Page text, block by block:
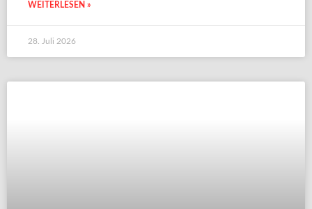
WEITERLESEN »
28. Juli 2026